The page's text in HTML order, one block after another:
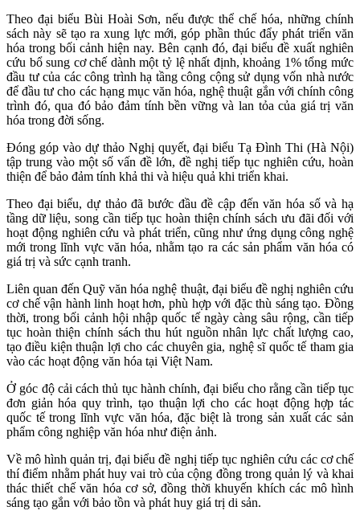
Theo đại biểu Bùi Hoài Sơn, nếu được thể chế hóa, những chính
sách này sẽ tạo ra xung lực mới, góp phần thúc đẩy phát triển văn
hóa trong bối cảnh hiện nay. Bên cạnh đó, đại biểu đề xuất nghiên
cứu bổ sung cơ chế dành một tỷ lệ nhất định, khoảng 1% tổng mức
đầu tư của các công trình hạ tầng công cộng sử dụng vốn nhà nước
để đầu tư cho các hạng mục văn hóa, nghệ thuật gắn với chính công
trình đó, qua đó bảo đảm tính bền vững và lan tỏa của giá trị văn
hóa trong đời sống.
Đóng góp vào dự thảo Nghị quyết, đại biểu Tạ Đình Thi (Hà Nội)
tập trung vào một số vấn đề lớn, đề nghị tiếp tục nghiên cứu, hoàn
thiện để bảo đảm tính khả thi và hiệu quả khi triển khai.
Theo đại biểu, dự thảo đã bước đầu đề cập đến văn hóa số và hạ
tầng dữ liệu, song cần tiếp tục hoàn thiện chính sách ưu đãi đối với
hoạt động nghiên cứu và phát triển, cũng như ứng dụng công nghệ
mới trong lĩnh vực văn hóa, nhằm tạo ra các sản phẩm văn hóa có
giá trị và sức cạnh tranh.
Liên quan đến Quỹ văn hóa nghệ thuật, đại biểu đề nghị nghiên cứu
cơ chế vận hành linh hoạt hơn, phù hợp với đặc thù sáng tạo. Đồng
thời, trong bối cảnh hội nhập quốc tế ngày càng sâu rộng, cần tiếp
tục hoàn thiện chính sách thu hút nguồn nhân lực chất lượng cao,
tạo điều kiện thuận lợi cho các chuyên gia, nghệ sĩ quốc tế tham gia
vào các hoạt động văn hóa tại Việt Nam.
Ở góc độ cải cách thủ tục hành chính, đại biểu cho rằng cần tiếp tục
đơn giản hóa quy trình, tạo thuận lợi cho các hoạt động hợp tác
quốc tế trong lĩnh vực văn hóa, đặc biệt là trong sản xuất các sản
phẩm công nghiệp văn hóa như điện ảnh.
Về mô hình quản trị, đại biểu đề nghị tiếp tục nghiên cứu các cơ chế
thí điểm nhằm phát huy vai trò của cộng đồng trong quản lý và khai
thác thiết chế văn hóa cơ sở, đồng thời khuyến khích các mô hình
sáng tạo gắn với bảo tồn và phát huy giá trị di sản.